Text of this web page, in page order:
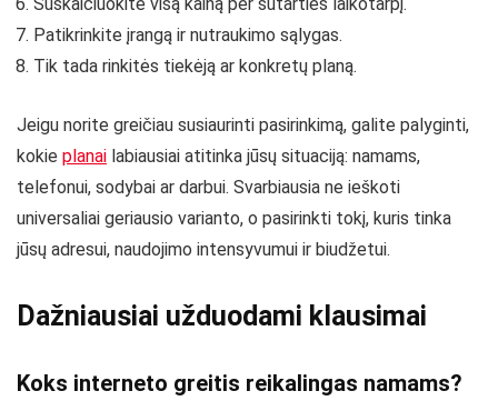
Patikrinkite įrangą ir nutraukimo sąlygas.
Tik tada rinkitės tiekėją ar konkretų planą.
Jeigu norite greičiau susiaurinti pasirinkimą, galite palyginti,
kokie planai labiausiai atitinka jūsų situaciją: namams,
telefonui, sodybai ar darbui. Svarbiausia ne ieškoti
universaliai geriausio varianto, o pasirinkti tokį, kuris tinka
jūsų adresui, naudojimo intensyvumui ir biudžetui.
Dažniausiai užduodami klausimai
Koks interneto greitis reikalingas namams?